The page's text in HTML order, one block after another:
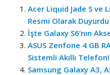
Acer Liquid Jade S ve
Resmi Olarak Duyurdu
İşte Galaxy S6’nın
ASUS Zenfone 4 GB
Sistemli Akıllı Telefon!
Samsung Galaxy A3,